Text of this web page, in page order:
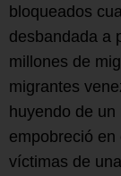
bloqueados
desbandada a
millones de
migrantes
huyendo de
empobreció
víctimas de